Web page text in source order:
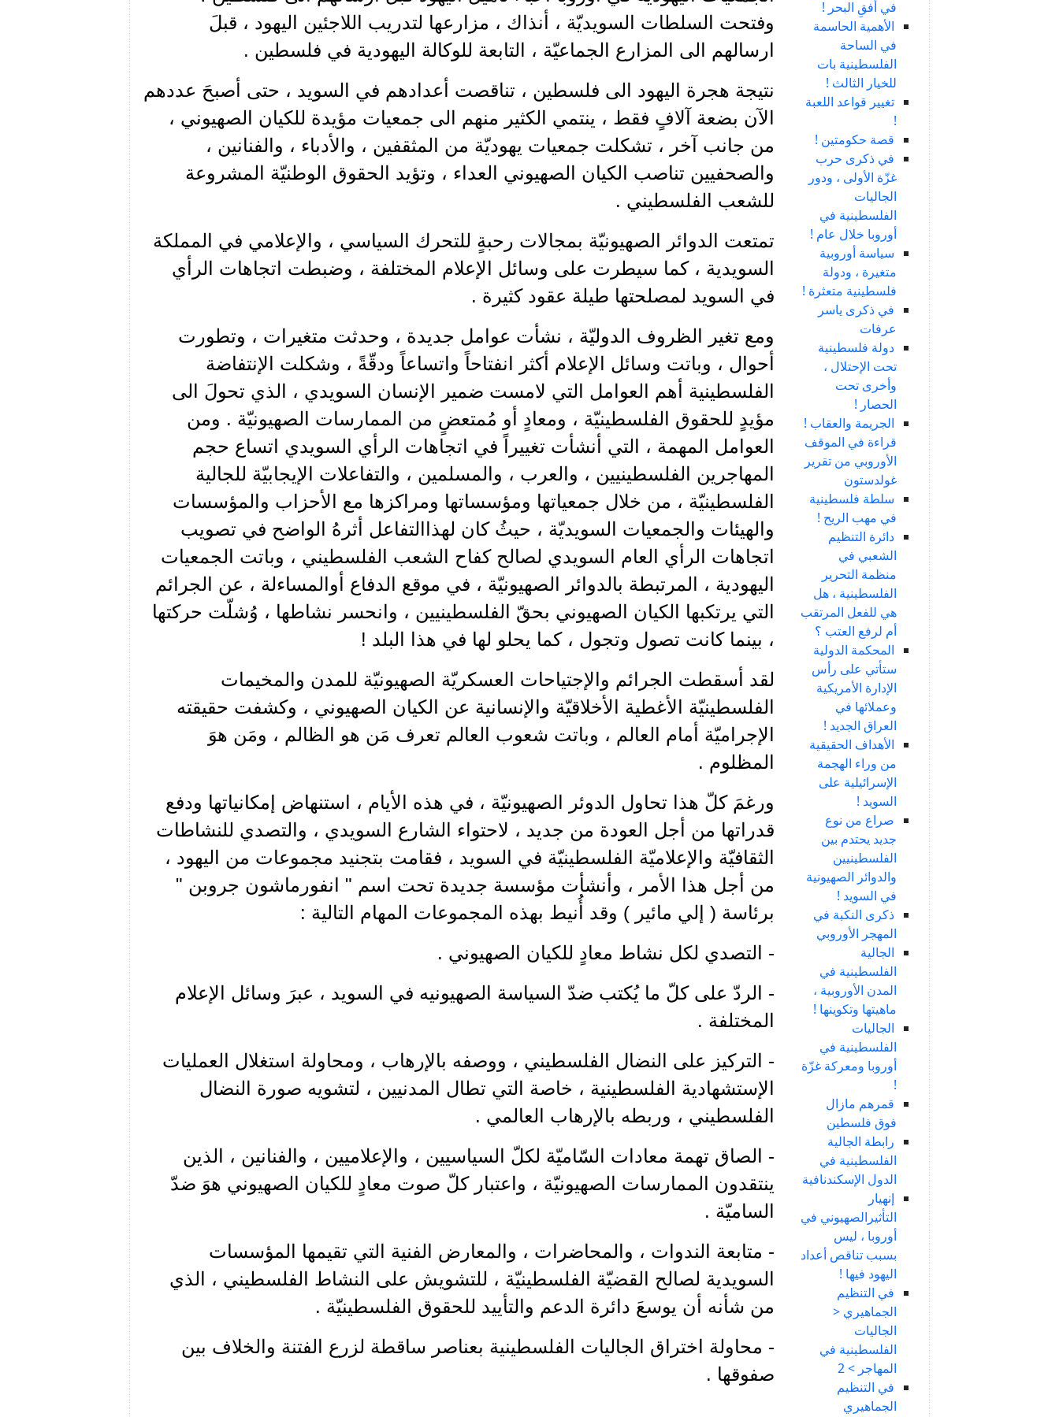
في أُفقِ البحر !
الأهمية الحاسمة
في الساحة
الفلسطينية بات
للخيار الثالث !
تغيير قواعد اللعبة
!
قصة حكومتين !
في ذكرى حرب
غزّة الأولى ، ودور
الجاليات
الفلسطينية في
أوروبا خلال عام !
سياسة أوروبية
متغيرة ، ودولة
فلسطينية متعثرة !
في ذكرى ياسر
عرفات
دولة فلسطينية
تحت الإحتلال ،
وأخرى تحت
الحصار !
الجريمة والعقاب !
قراءة في الموقف
الأوروبي من تقرير
غولدستون
سلطة فلسطينية
في مهب الريح !
دائرة التنظيم
الشعبي في
منظمة التحرير
الفلسطينية ، هل
هي للفعل المرتقب
أم لرفع العتب ؟
المحكمة الدولية
ستأتي على رأس
الإدارة الأمريكية
وعملائها في
العراق الجديد !
الأهداف الحقيقية
من وراء الهجمة
الإسرائيلية على
السويد !
صراع من نوع
جديد يحتدم بين
الفلسطينيين
والدوائر الصهيونية
في السويد !
ذكرى النكبة في
المهجر الأوروبي
الجالية
الفلسطينية في
المدن الأوروبية ،
ماهيتها وتكوينها !
الجاليات
الفلسطينية في
أوروبا ومعركة غزّة
!
قمرهم مازال
فوق فلسطين
رابطة الجالية
الفلسطينية في
الدول الإسكندنافية
إنهيار
التأثيرالصهيوني في
أوروبا ، ليس
بسبب تناقص أعداد
اليهود فيها !
في التنظيم
الجماهيري <
الجاليات
الفلسطينية في
المهاجر > 2
في التنظيم
الجماهيري
وفتحت السلطات السويديّة ، أنذاك ، مزارعها لتدريب اللاجئين اليهود ، قبلَ
ارسالهم الى المزارع الجماعيّة ، التابعة للوكالة اليهودية في فلسطين .
نتيجة هجرة اليهود الى فلسطين ، تناقصت أعدادهم في السويد ، حتى أصبحَ عددهم
الآن بضعة آلافٍ فقط ، ينتمي الكثير منهم الى جمعيات مؤيدة للكيان الصهيوني ،
من جانب آخر ، تشكلت جمعيات يهوديّة من المثقفين ، والأدباء ، والفنانين ،
والصحفيين تناصب الكيان الصهيوني العداء ، وتؤيد الحقوق الوطنيّة المشروعة
للشعب الفلسطيني .
تمتعت الدوائر الصهيونيّة بمجالات رحبةٍ للتحرك السياسي ، والإعلامي في المملكة
السويدية ، كما سيطرت على وسائل الإعلام المختلفة ، وضبطت اتجاهات الرأي
في السويد لمصلحتها طيلة عقود كثيرة .
ومع تغير الظروف الدوليّة ، نشأت عوامل جديدة ، وحدثت متغيرات ، وتطورت
أحوال ، وباتت وسائل الإعلام أكثر انفتاحاً واتساعاً ودقّةً ، وشكلت الإنتفاضة
الفلسطينية أهم العوامل التي لامست ضمير الإنسان السويدي ، الذي تحولَ الى
مؤيدٍ للحقوق الفلسطينيّة ، ومعادٍ أو مُمتعضٍ من الممارسات الصهيونيّة . ومن
العوامل المهمة ، التي أنشأت تغييراً في اتجاهات الرأي السويدي اتساع حجم
المهاجرين الفلسطينيين ، والعرب ، والمسلمين ، والتفاعلات الإيجابيّة للجالية
الفلسطينيّة ، من خلال جمعياتها ومؤسساتها ومراكزها مع الأحزاب والمؤسسات
والهيئات والجمعيات السويديّة ، حيثُ كان لهذاالتفاعل أثرهُ الواضح في تصويب
اتجاهات الرأي العام السويدي لصالح كفاح الشعب الفلسطيني ، وباتت الجمعيات
اليهودية ، المرتبطة بالدوائر الصهيونيّة ، في موقع الدفاع أوالمساءلة ، عن الجرائم
التي يرتكبها الكيان الصهيوني بحقّ الفلسطينيين ، وانحسر نشاطها ، وُشلّت حركتها
، بينما كانت تصول وتجول ، كما يحلو لها في هذا البلد !
لقد أسقطت الجرائم والإجتياحات العسكريّة الصهيونيّة للمدن والمخيمات
الفلسطينيّة الأغطية الأخلاقيّة والإنسانية عن الكيان الصهيوني ، وكشفت حقيقته
الإجراميّة أمام العالم ، وباتت شعوب العالم تعرف مَن هو الظالم ، ومَن هوَ
المظلوم .
ورغمَ كلّ هذا تحاول الدوئر الصهيونيّة ، في هذه الأيام ، استنهاض إمكانياتها ودفع
قدراتها من أجل العودة من جديد ، لاحتواء الشارع السويدي ، والتصدي للنشاطات
الثقافيّة والإعلاميّة الفلسطينيّة في السويد ، فقامت بتجنيد مجموعات من اليهود ،
من أجل هذا الأمر ، وأنشأت مؤسسة جديدة تحت اسم " انفورماشون جروبن "
برئاسة ( إلي مائير ) وقد أُنيط بهذه المجموعات المهام التالية :
- التصدي لكل نشاط معادٍ للكيان الصهيوني .
- الردّ على كلّ ما يُكتب ضدّ السياسة الصهيونيه في السويد ، عبرَ وسائل الإعلام
المختلفة .
- التركيز على النضال الفلسطيني ، ووصفه بالإرهاب ، ومحاولة استغلال العمليات
الإستشهادية الفلسطينية ، خاصة التي تطال المدنيين ، لتشويه صورة النضال
الفلسطيني ، وربطه بالإرهاب العالمي .
- الصاق تهمة معادات السّاميّة لكلّ السياسيين ، والإعلاميين ، والفنانين ، الذين
ينتقدون الممارسات الصهيونيّة ، واعتبار كلّ صوت معادٍ للكيان الصهيوني هوَ ضدّ
الساميّة .
- متابعة الندوات ، والمحاضرات ، والمعارض الفنية التي تقيمها المؤسسات
السويدية لصالح القضيّة الفلسطينيّة ، للتشويش على النشاط الفلسطيني ، الذي
من شأنه أن يوسعَ دائرة الدعم والتأييد للحقوق الفلسطينيّة .
- محاولة اختراق الجاليات الفلسطينية بعناصر ساقطة لزرع الفتنة والخلاف بين
صفوقها .